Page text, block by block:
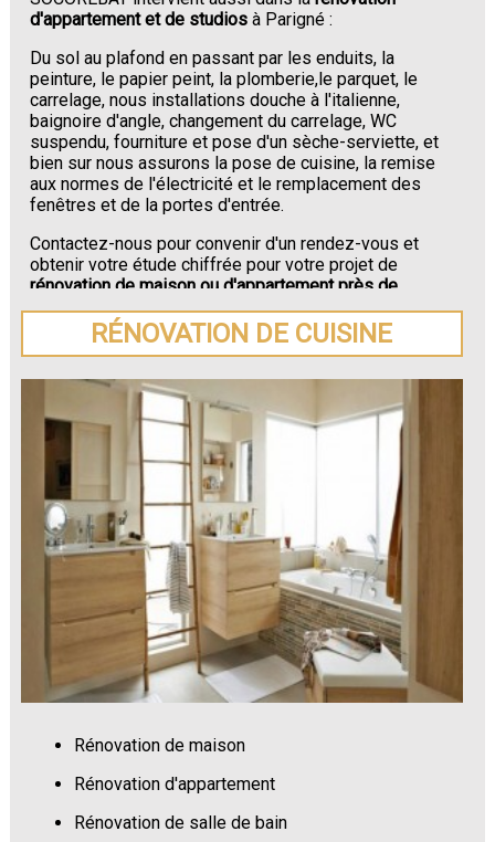
d'appartement et de studios à Parigné :
Du sol au plafond en passant par les enduits, la
peinture, le papier peint, la plomberie,le parquet, le
carrelage, nous installations douche à l'italienne,
baignoire d'angle, changement du carrelage, WC
suspendu, fourniture et pose d'un sèche-serviette, et
bien sur nous assurons la pose de cuisine, la remise
aux normes de l'électricité et le remplacement des
fenêtres et de la portes d'entrée.
Contactez-nous pour convenir d'un rendez-vous et
obtenir votre étude chiffrée pour votre projet de
rénovation de maison ou d'appartement près de
Parigné.
RÉNOVATION DE CUISINE
Rénovation de maison
Rénovation d'appartement
Rénovation de salle de bain